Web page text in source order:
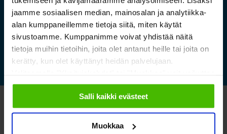
jaamme sosiaalisen median, mainosalan ja analytiikka-
alan kumppaneillemme tietoja siitä, miten käytät
sivustoamme. Kumppanimme voivat yhdistää näitä
tietoja muihin tietoihin, joita olet antanut heille tai joita on
kerätty, kun olet käyttänyt heidän palvelujaan.
sallimiisi evästeisiin.
Salli kaikki evästeet
Muokkaa
Lue lisää »
Katso myös nämä